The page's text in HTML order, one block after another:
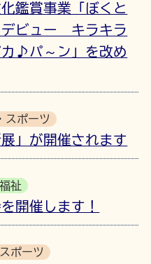
鑑賞事業「ぼくと
デビュー キラキラ
♪パ～ン」を改め
スポーツ
展」が開催されます
祉
開催します！
ポーツ